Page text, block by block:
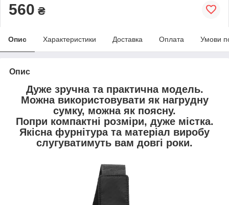
560 ₴
Опис Характеристики Доставка Оплата Умови
Опис
Дуже зручна та практична модель.
Можна використовувати як нагрудну
сумку, можна як поясну.
Попри компактні розміри, дуже містка.
Якісна фурнітура та матеріал виробу
слугуватимуть вам довгі роки.